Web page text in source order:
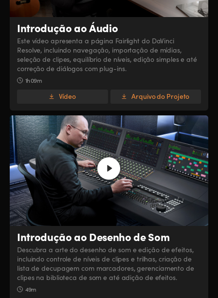
Introdução ao Áudio
Este vídeo apresenta a página Fairlight do DaVinci
Resolve, incluindo navegação, importação de mídias,
seleção de clipes, equilíbrio de níveis, edição simples e até
correção de diálogos com plug-ins.
1h 09m
Vídeo Arquivo do Projeto
Introdução ao Desenho de Som
Descubra a arte do desenho de som e edição de efeitos,
incluindo controle de níveis de clipes e trilhas, criação de
lista de decupagem com marcadores, gerenciamento de
clipes na biblioteca de som e até adição de efeitos.
49m